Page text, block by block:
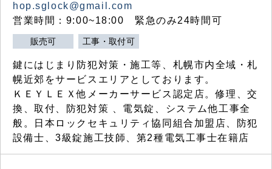
hop.sglock@gmail.com
営業時間：9:00~18:00 緊急のみ24時間可
販売可 工事・取付可
鍵にはじまり防犯対策・施工等、札幌市内全域・札
幌近郊をサービスエリアとしております。
ＫＥＹＬＥＸ他メーカーサービス認定店。修理、交
換、取付、防犯対策 、電気錠、システム他工事全
般。日本ロックセキュリティ協同組合加盟店、防犯
設備士、3級錠施工技師、第2種電気工事士在籍店